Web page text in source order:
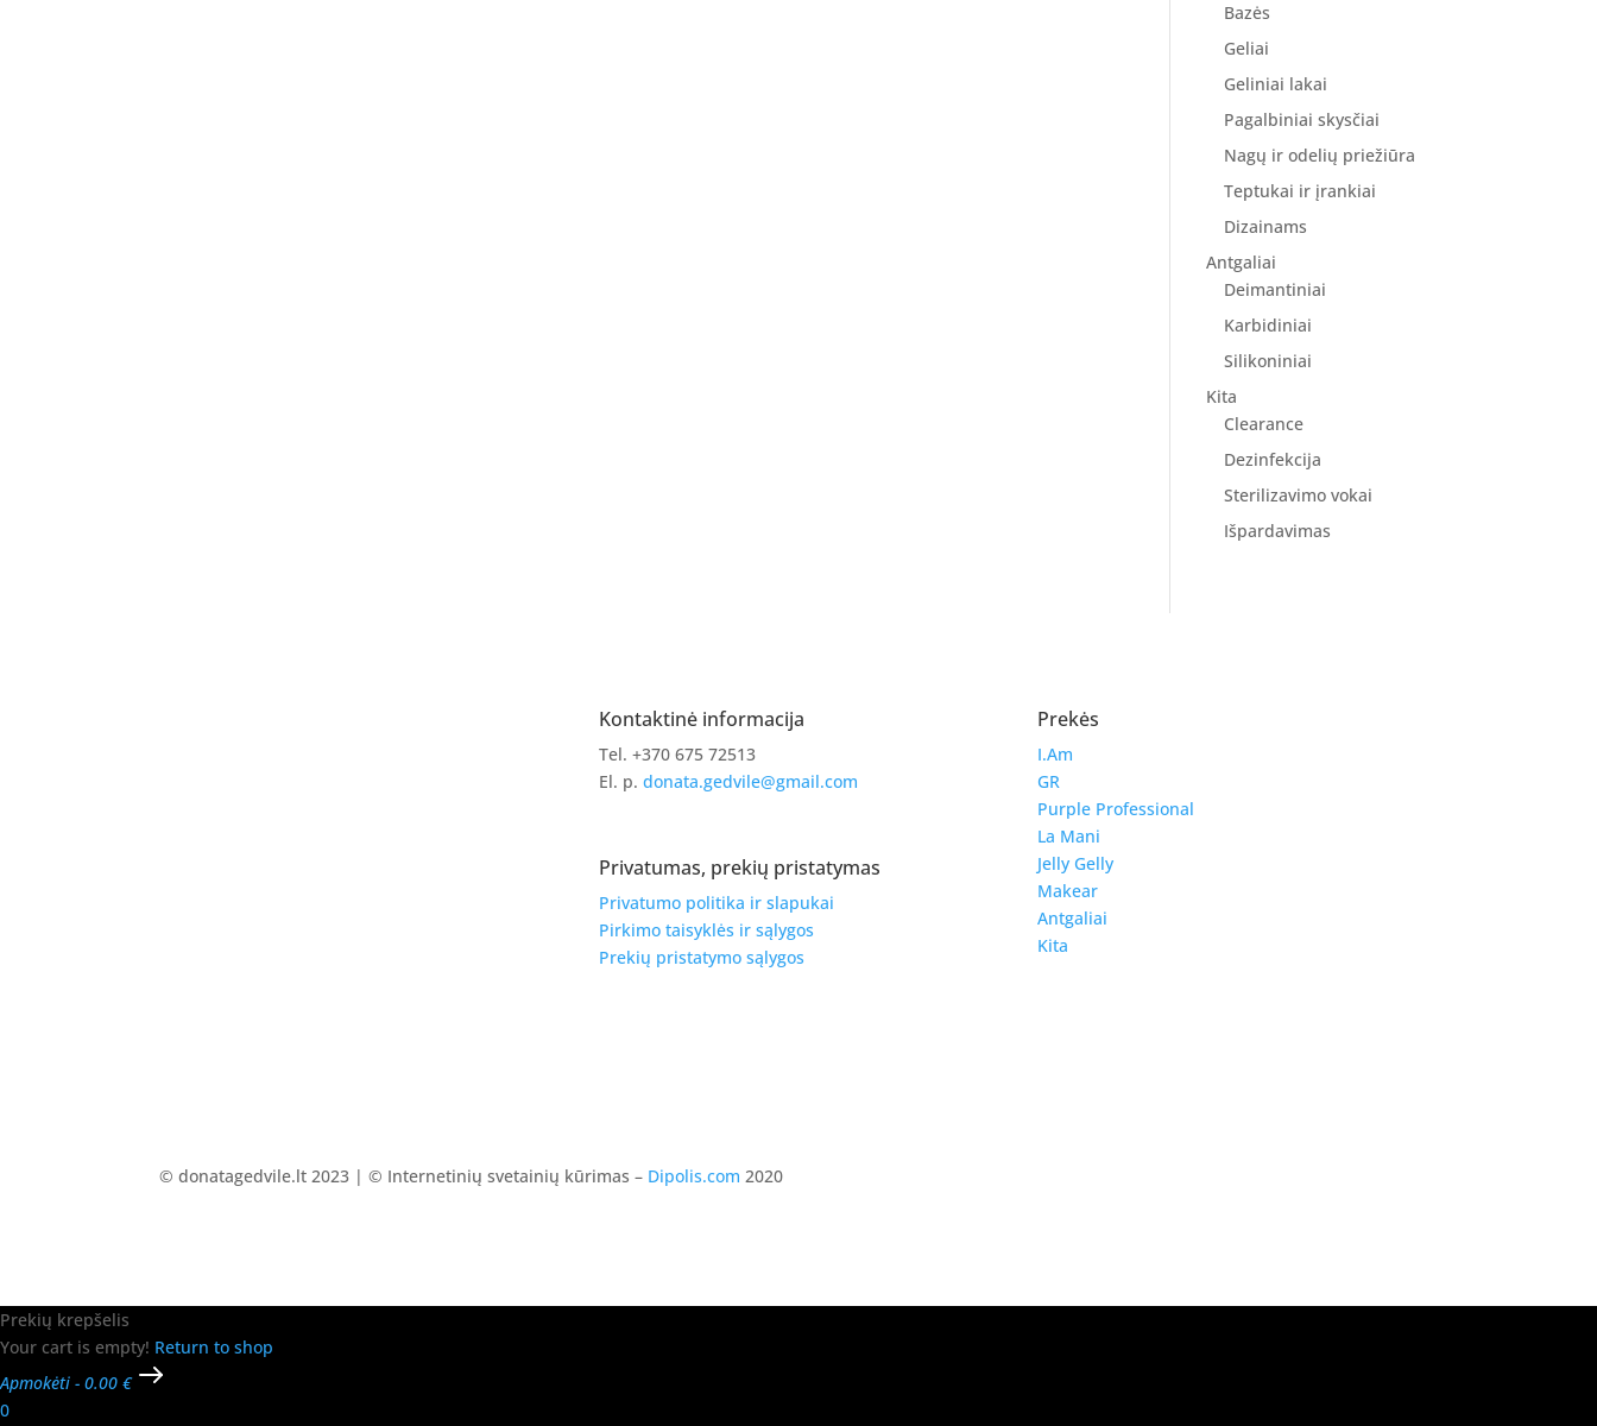
Bazės
Geliai
Geliniai lakai
Pagalbiniai skysčiai
Nagų ir odelių priežiūra
Teptukai ir įrankiai
Dizainams
Antgaliai
Deimantiniai
Karbidiniai
Silikoniniai
Kita
Clearance
Dezinfekcija
Sterilizavimo vokai
Išpardavimas
Kontaktinė informacija
Tel. +370 675 72513
El. p. donata.gedvile@gmail.com
Privatumas, prekių pristatymas
Privatumo politika ir slapukai
Pirkimo taisyklės ir sąlygos
Prekių pristatymo sąlygos
Prekės
I.Am
GR
Purple Professional
La Mani
Jelly Gelly
Makear
Antgaliai
Kita
© donatagedvile.lt 2023 | © Internetinių svetainių kūrimas – Dipolis.com 2020
Prekių krepšelis
Your cart is empty! Return to shop
Apmokėti - 0.00 €
0